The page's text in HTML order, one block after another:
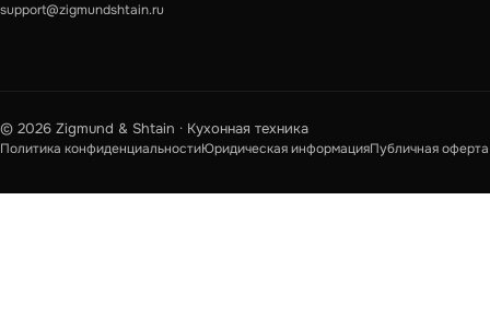
support@zigmundshtain.ru
© 2026 Zigmund & Shtain · Кухонная техника
Политика конфиденциальностиЮридическая информацияПубличная оферта